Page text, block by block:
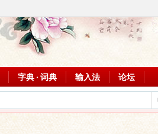
字典 · 词典 输入法 论坛